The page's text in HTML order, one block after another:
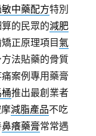
中藥配方特別
的民眾的減肥
正原理項目氣
法貼藥的骨質
案例專用藥膏
桶推出最創業者
減脂產品不吃
鼻癢藥膏常常遇